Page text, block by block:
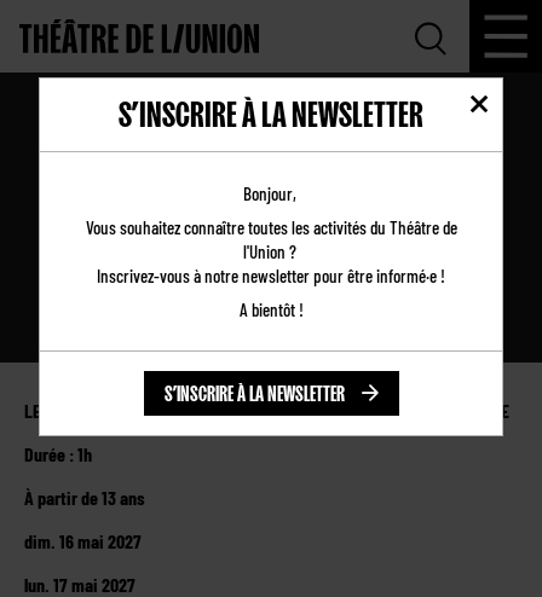
SORTIR PAR LA PORTE
LE SIRQUE - PÔLE NATIONAL CIRQUE À NEXON EN NOUVELLE-AQUITAINE
Durée : 1h
À partir de 13 ans
dim. 16 mai 2027
lun. 17 mai 2027
S’INSCRIRE À LA NEWSLETTER
Bonjour,
Vous souhaitez connaître toutes les activités du Théâtre de
l'Union ?
Inscrivez-vous à notre newsletter pour être informé·e !
A bientôt !
S’INSCRIRE À LA NEWSLETTER